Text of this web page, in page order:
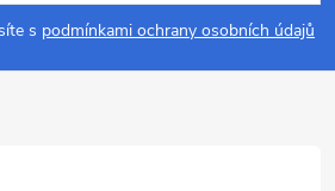
s podmínkami ochrany osobních údajů